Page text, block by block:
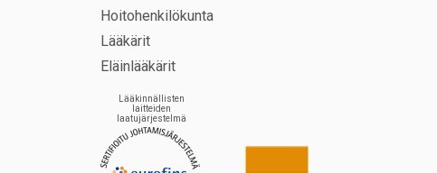
Hoitohenkilökunta
Lääkärit
Eläinlääkärit
Lääkinnällisten
laitteiden
laatujärjestelmä